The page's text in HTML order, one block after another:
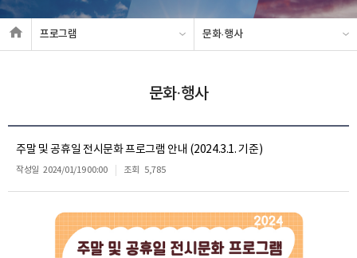
프로그램 문화·행사
문화·행사
주말 및 공휴일 전시문화 프로그램 안내 (2024.3.1. 기준)
작성일 2024/01/19 00:00 조회 5,785